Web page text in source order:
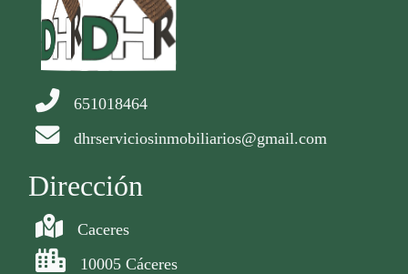
651018464
dhrserviciosinmobiliarios@gmail.com
Dirección
Caceres
10005 Cáceres